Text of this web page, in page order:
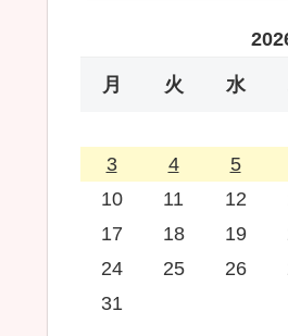
月 火 水
3
4 5
10
11 12
17
18 19
24
25 26
31